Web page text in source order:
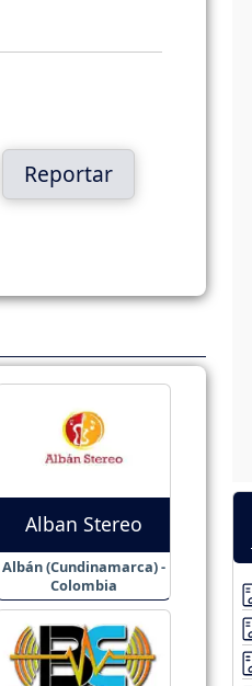
Reportar
Alban Stereo
Albán (Cundinamarca) -
Colombia